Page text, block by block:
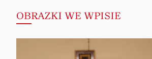
OBRAZKI WE WPISIE